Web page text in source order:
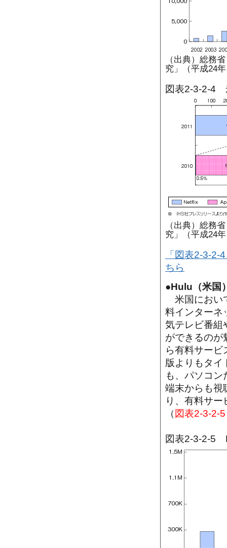
（出典）総務
究」（平成24
図表2-3-2-4
（出典）総務
究」（平成24
「図表2-3-
ちら
●Hulu（米国
米国におい
料インターネ
気テレビ番組
ができるのが
ら有料サー
版よりもタイ
も、パソコ
端末からも視
り、有料サ
（ 図表2-3-2-5
図表2-3-2-5